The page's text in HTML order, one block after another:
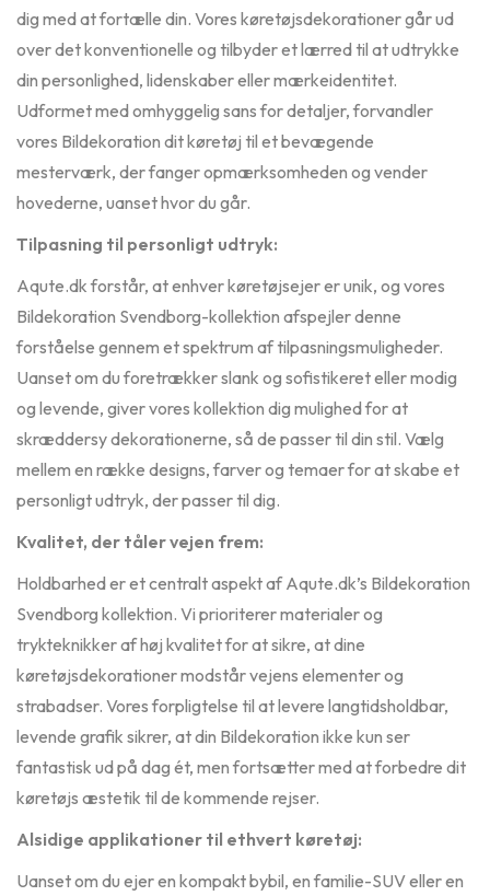
dig med at fortælle din. Vores køretøjsdekorationer går ud
over det konventionelle og tilbyder et lærred til at udtrykke
din personlighed, lidenskaber eller mærkeidentitet.
Udformet med omhyggelig sans for detaljer, forvandler
vores Bildekoration dit køretøj til et bevægende
mesterværk, der fanger opmærksomheden og vender
hovederne, uanset hvor du går.
Tilpasning til personligt udtryk:
Aqute.dk forstår, at enhver køretøjsejer er unik, og vores
Bildekoration Svendborg-kollektion afspejler denne
forståelse gennem et spektrum af tilpasningsmuligheder.
Uanset om du foretrækker slank og sofistikeret eller modig
og levende, giver vores kollektion dig mulighed for at
skræddersy dekorationerne, så de passer til din stil. Vælg
mellem en række designs, farver og temaer for at skabe et
personligt udtryk, der passer til dig.
Kvalitet, der tåler vejen frem:
Holdbarhed er et centralt aspekt af Aqute.dk’s Bildekoration
Svendborg kollektion. Vi prioriterer materialer og
trykteknikker af høj kvalitet for at sikre, at dine
køretøjsdekorationer modstår vejens elementer og
strabadser. Vores forpligtelse til at levere langtidsholdbar,
levende grafik sikrer, at din Bildekoration ikke kun ser
fantastisk ud på dag ét, men fortsætter med at forbedre dit
køretøjs æstetik til de kommende rejser.
Alsidige applikationer til ethvert køretøj:
Uanset om du ejer en kompakt bybil, en familie-SUV eller en